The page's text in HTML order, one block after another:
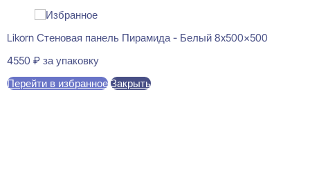
Likorn Стеновая панель Пирамида - Белый 8x500x500
4550 ₽ за упаковку
Перейти в избранное Закрыть